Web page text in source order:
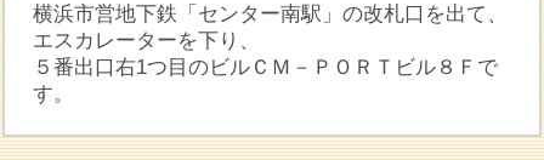
横浜市営地下鉄「センター南駅」の改札口を出て、
エスカレーターを下り、
５番出口右1つ目のビルＣＭ－ＰＯＲＴビル８Ｆで
す。